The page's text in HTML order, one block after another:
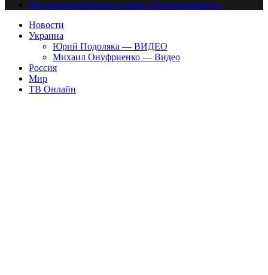
Владельцам авторских прав. Ответственности.
Новости
Украина
Юрий Подоляка — ВИДЕО
Михаил Онуфриенко — Видео
Россия
Мир
ТВ Онлайн